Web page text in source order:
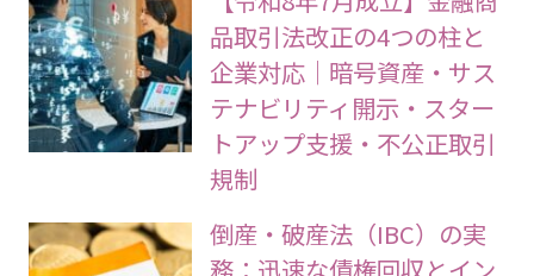
品取引法改正の4つの柱と
企業対応｜暗号資産・サス
テナビリティ開示・スター
トアップ支援・不公正取引
規制
倒産・破産法（IBC）の実
務：迅速な債権回収とイン